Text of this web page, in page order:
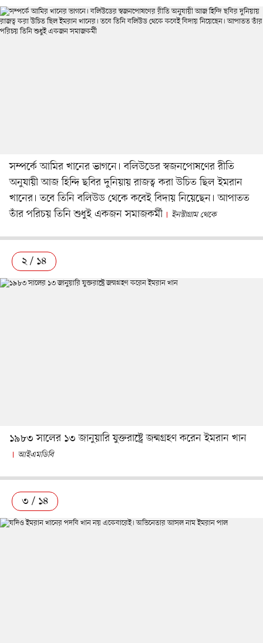
সম্পর্কে আমির খানের ভাগনে। বলিউডের স্বজনপোষণের রীতি
অনুযায়ী আজ হিন্দি ছবির দুনিয়ায় রাজত্ব করা উচিত ছিল ইমরান
খানের। তবে তিনি বলিউড থেকে কবেই বিদায় নিয়েছেন। আপাতত
তাঁর পরিচয় তিনি শুধুই একজন সমাজকর্মী
ইনস্টাগ্রাম থেকে
২ / ১৪
১৯৮৩ সালের ১৩ জানুয়ারি যুক্তরাষ্ট্রে জন্মগ্রহণ করেন ইমরান খান
আইএমডিবি
৩ / ১৪